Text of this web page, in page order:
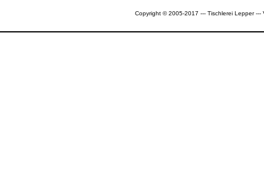
Copyright © 2005-2017 --- Tischlerei Lepper